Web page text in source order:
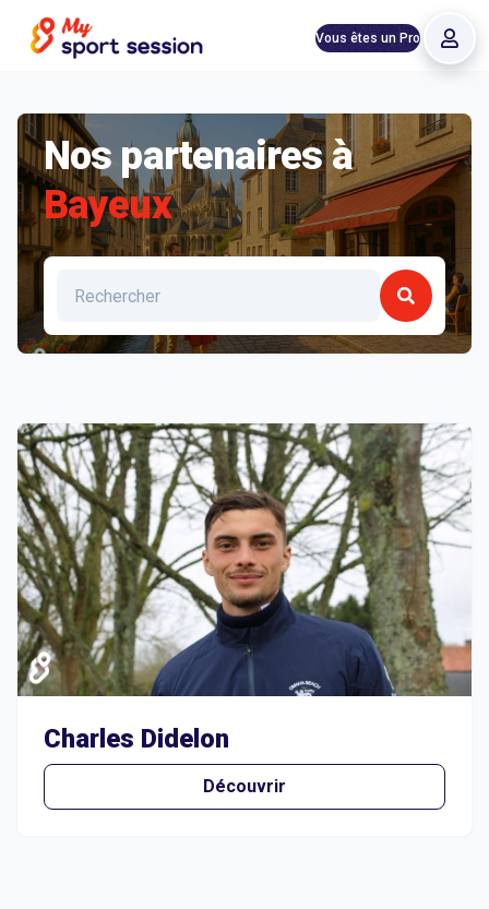
Vous êtes un Pro
Nos partenaires à
Bayeux
Liste des clubs et structures à Bayeux
Charles Didelon
Découvrir